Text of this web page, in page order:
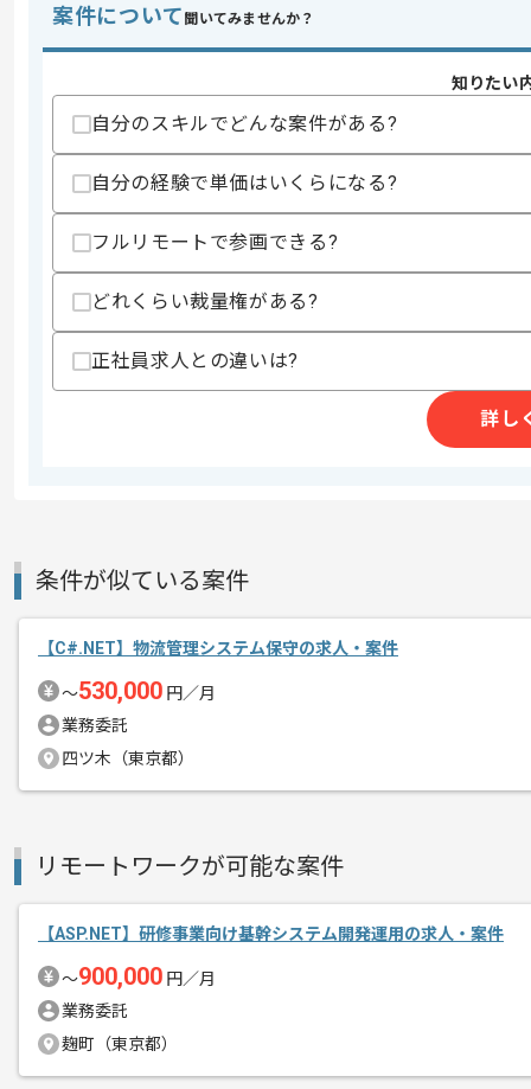
・SQLServer、T-SQLを用いた実務経験
歓迎スキル
・ASP.NET、C#を用いた実務経験
・JavaScript、VbScript、HTMLを用い
スキルに不安がある方へ
上記に似た経験やスキルをお持ちであれば申
2026/03/19
エージェントからのコ 今回は損保会社向け人事システム開発
ASP.NETを用いた開発経験を活かした
案件について 聞いてみませんか？
知りたい
自分のスキルでどんな案件がある?
自分の経験で単価はいくらになる?
フルリモートで参画できる?
どれくらい裁量権がある?
正社員求人との違いは?
詳し
条件が似ている案件
【C#.NET】物流管理システム保守の求人・案件
〜530,000 円／月
業務委託
四ツ木（東京都）
リモートワークが可能な案件
【ASP.NET】研修事業向け基幹システム開発運用の求人・案件
〜900,000 円／月
業務委託
麹町（東京都）